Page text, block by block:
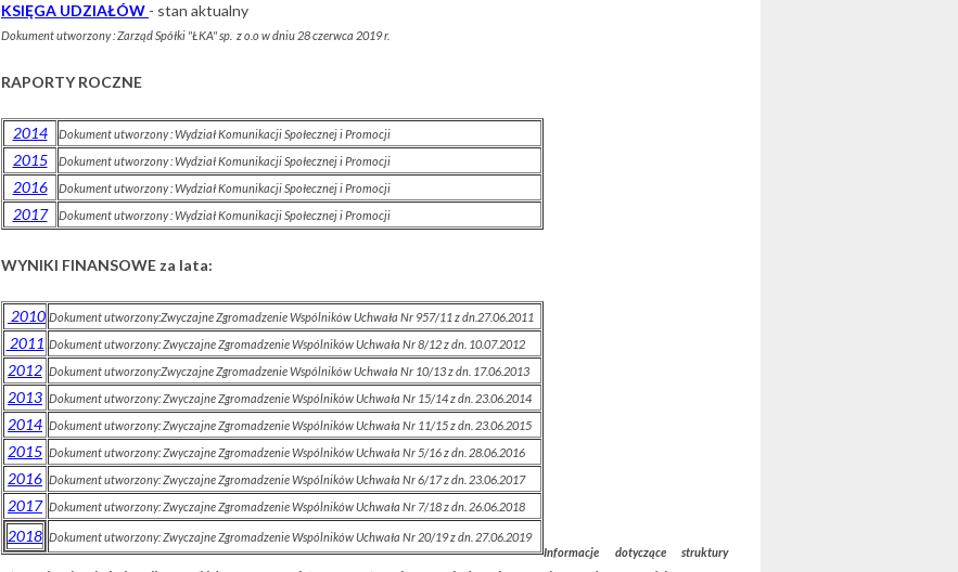
KSIĘGA UDZIAŁÓW - stan aktualny
Dokument utworzony : Zarząd Spółki "ŁKA" sp. z o.o w dniu 28 czerwca 2019 r.
RAPORTY ROCZNE
2014 Dokument utworzony : Wydział Komunikacji Społecznej i Promocji
2015 Dokument utworzony : Wydział Komunikacji Społecznej i Promocji
2016 Dokument utworzony : Wydział Komunikacji Społecznej i Promocji
2017 Dokument utworzony : Wydział Komunikacji Społecznej i Promocji
WYNIKI FINANSOWE za lata:
2010 Dokument utworzony:Zwyczajne Zgromadzenie Wspólników Uchwała Nr 957/11 z dn.27.06.2011
2011 Dokument utworzony:Zwyczajne Zgromadzenie Wspólników Uchwała Nr 8/12 z dn. 10.07.2012
2012 Dokument utworzony:Zwyczajne Zgromadzenie Wspólników Uchwała Nr 10/13 z dn. 17.06.2013
2013 Dokument utworzony:Zwyczajne Zgromadzenie Wspólników Uchwała Nr 15/14 z dn. 23.06.2014
2014 Dokument utworzony:Zwyczajne Zgromadzenie Wspólników Uchwała Nr 11/15 z dn. 23.06.2015
2015 Dokument utworzony:Zwyczajne Zgromadzenie Wspólników Uchwała Nr 5/16 z dn. 28.06.2016
2016 Dokument utworzony:Zwyczajne Zgromadzenie Wspólników Uchwała Nr 6/17 z dn. 23.06.2017
2017 Dokument utworzony:Zwyczajne Zgromadzenie Wspólników Uchwała Nr 7/18 z dn. 26.06.2018
2018 Dokument utworzony:Zwyczajne Zgromadzenie Wspólników Uchwała Nr 20/19 z dn. 27.06.2019
Informacje dotyczące struktury